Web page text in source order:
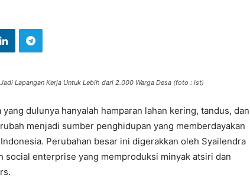
Lapangan Kerja Untuk Lebih dari 2.000 Warga Desa (foto : ist)
yang dulunya hanyalah hamparan lahan kering, tandus, dan
menjadi sumber penghidupan yang memberdayakan
Perubahan besar ini digerakkan oleh Syailendra
social enterprise yang memproduksi minyak atsiri dan